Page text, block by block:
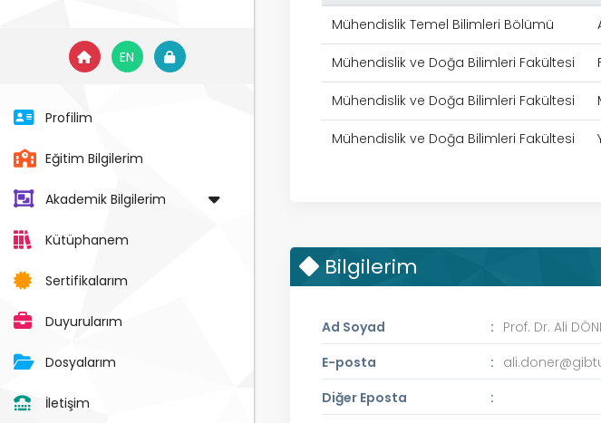
EN
Profilim
Eğitim Bilgilerim
Akademik Bilgilerim
Kütüphanem
Sertifikalarım
Duyurularım
Dosyalarım
İletişim
Mühendislik Temel Bilimleri Bölümü
Mühendislik ve Doğa Bilimleri Fakültesi
Mühendislik ve Doğa Bilimleri Fakültesi
Mühendislik ve Doğa Bilimleri Fakültesi
Bilgilerim
Ad Soyad
Prof. Dr. Ali
E-posta
Diğer Eposta